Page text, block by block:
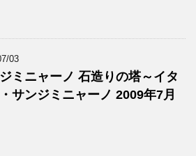
03
ミニャーノ 石造りの塔～イタ
サンジミニャーノ 2009年7月